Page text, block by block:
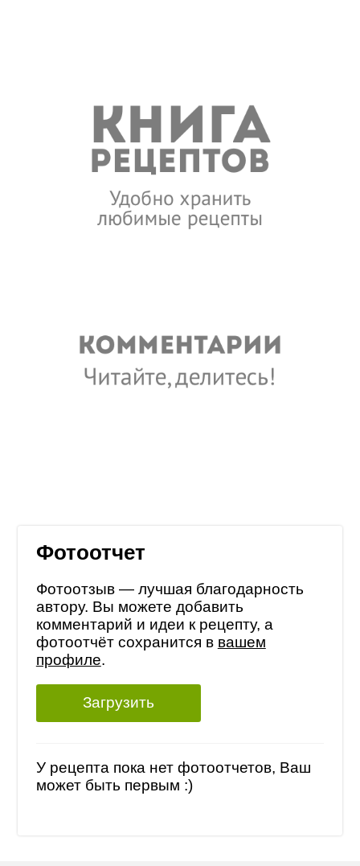
Фотоотчет
Фотоотзыв — лучшая благодарность
автору. Вы можете добавить
комментарий и идеи к рецепту, а
фотоотчёт сохранится в вашем
профиле.
Загрузить
У рецепта пока нет фотоотчетов, Ваш
может быть первым :)